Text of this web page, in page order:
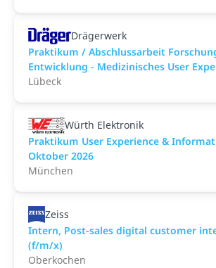
Drägerwerk
Praktikum / Abschlussarbeit
Entwicklung - Medizinisches User
Lübeck
Würth Elektronik
Praktikum User Experience &
Oktober 2026
München
Zeiss
Intern, Post-sales digital customer
(f/m/x)
Oberkochen